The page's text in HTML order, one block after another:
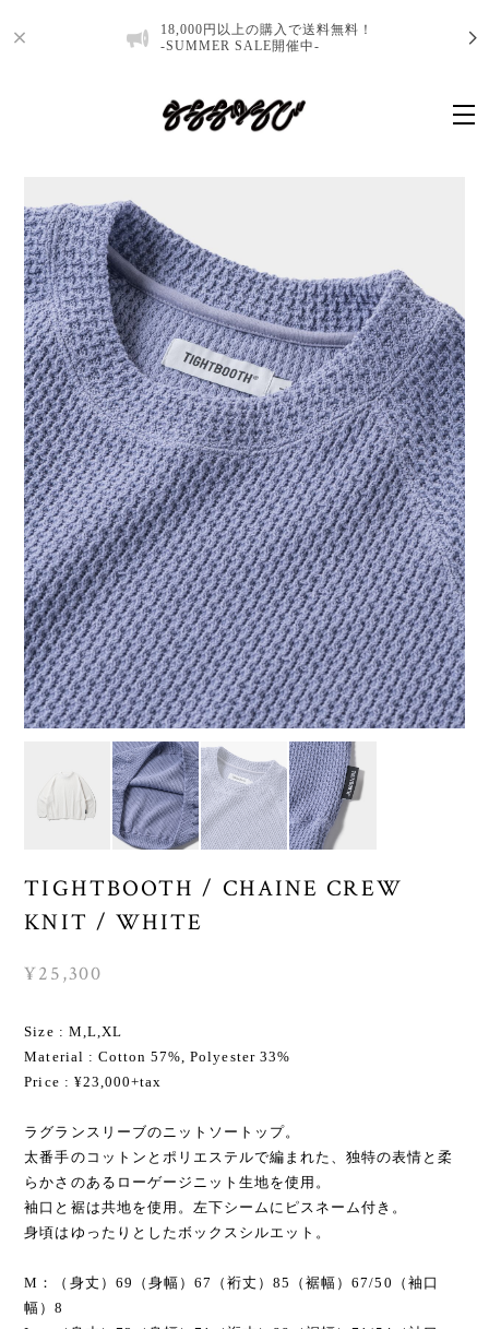
18,000円以上の購入で送料無料！
-SUMMER SALE開催中-
TIGHTBOOTH / CHAINE CREW
KNIT / WHITE
¥25,300
Size : M,L,XL
Material : Cotton 57%, Polyester 33%
Price : ¥23,000+tax
ラグランスリーブのニットソートップ。
太番手のコットンとポリエステルで編まれた、独特の表情と柔
らかさのあるローゲージニット生地を使用。
袖口と裾は共地を使用。左下シームにピスネーム付き。
身頃はゆったりとしたボックスシルエット。
M：（身丈）69（身幅）67（裄丈）85（裾幅）67/50（袖口
幅）8